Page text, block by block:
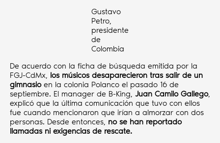
Gustavo
Petro,
presidente
de
Colombia
De acuerdo con la ficha de búsqueda emitida por la
FGJ-CdMx, los músicos desaparecieron tras salir de un
gimnasio en la colonia Polanco el pasado 16 de
septiembre. El manager de B-King, Juan Camilo Gallego,
explicó que la última comunicación que tuvo con ellos
fue cuando mencionaron que irían a almorzar con dos
personas. Desde entonces, no se han reportado
llamadas ni exigencias de rescate.